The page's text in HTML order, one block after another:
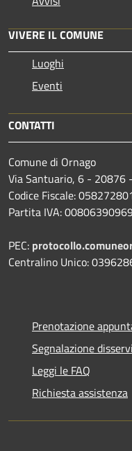
VIVERE IL COMUNE
Luoghi
Eventi
CONTATTI
Comune di Ornago
Via Santuario, 6 - 20876
Codice Fiscale:
Partita IVA: 00806390969
PEC:
Centralino Unico:
Prenotazione
Segnalazione
Leggi le FAQ
Richiesta assistenza